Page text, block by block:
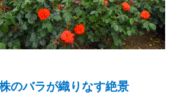
のバラが織りなす絶景